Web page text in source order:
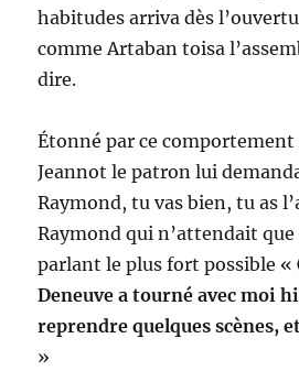
habitudes arriva dès
comme Artaban toisa
dire.
Étonné par ce
Jeannot le patron lui
Raymond, tu vas bien, tu as
Raymond qui n’attendait
parlant le plus fort possible «
Deneuve a tourné avec moi
reprendre quelques scènes,
»